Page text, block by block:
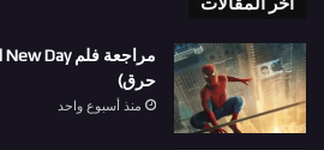
حرق)
منذ أسبوع واحد